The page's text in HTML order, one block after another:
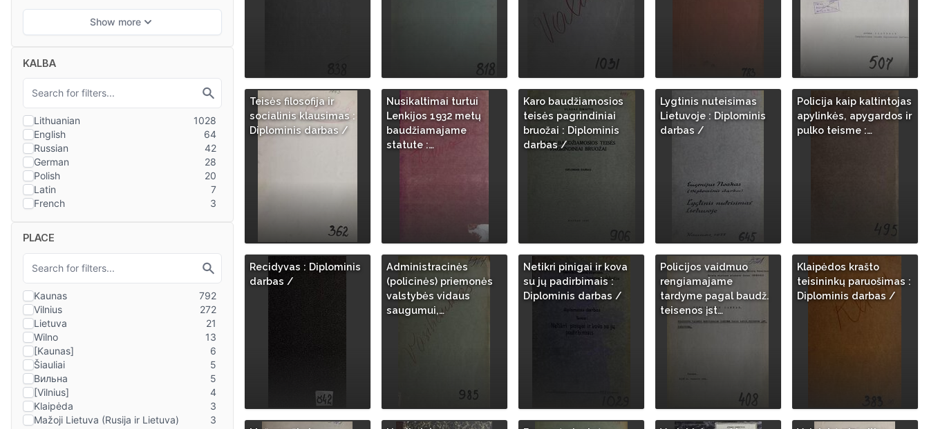
KALBA
PLACE
Teisės filosofija ir
socialinis klausimas :
Diplominis darbas /
Nusikaltimai turtui
Lenkijos 1932 metų
baudžiamajame
statute :…
Karo baudžiamosios
teisės pagrindiniai
bruožai : Diplominis
darbas /
Lygtinis nuteisimas
Lietuvoje : Diplominis
darbas /
Policija kaip kaltintojas
apylinkės, apygardos ir
pulko teisme :…
Recidyvas : Diplominis
darbas /
Administracinės
(policinės) priemonės
valstybės vidaus
saugumui,…
Netikri pinigai ir kova
su jų padirbimais :
Diplominis darbas /
Policijos vaidmuo
rengiamajame
tardyme pagal baudž.
teisenos įst…
Klaipėdos krašto
teisininkų paruošimas :
Diplominis darbas /